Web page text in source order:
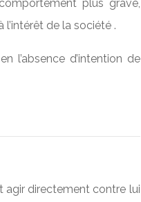
plus grave,
l’intérêt de la société .
l’absence d’intention de
agir directement contre lui